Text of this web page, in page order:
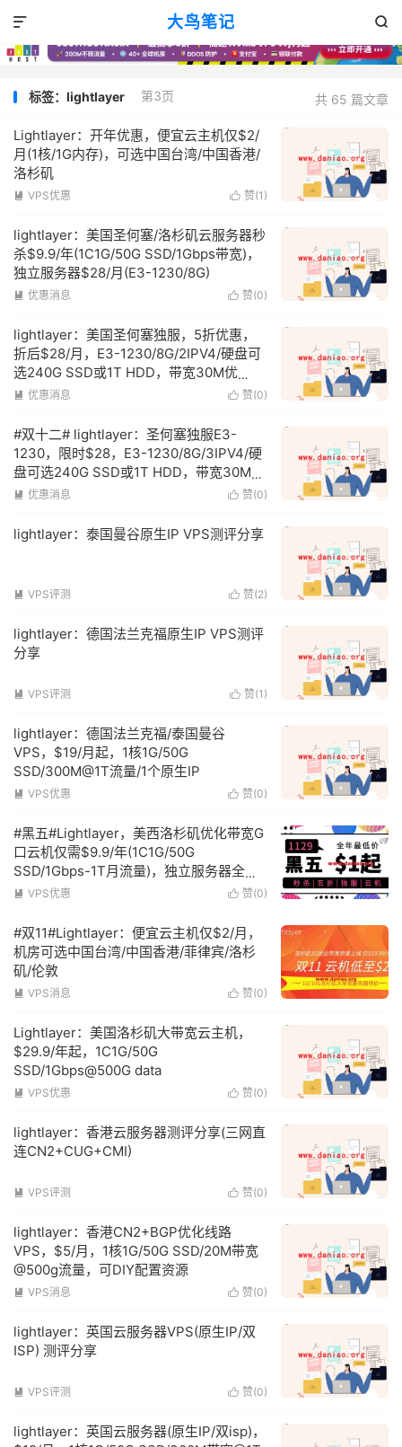
大鸟笔记 

共 65 篇文章
标签：lightlayer 第3页
Lightlayer：开年优惠，便宜云主机仅$2/
月(1核/1G内存)，可选中国台湾/中国香港/
洛杉矶
 赞(1 )
 VPS优惠
lightlayer：美国圣何塞/洛杉矶云服务器秒
杀$9.9/年(1C1G/50G SSD/1Gbps带宽)，
独立服务器$28/月(E3-1230/8G)
 赞(0)
 优惠消息
lightlayer：美国圣何塞独服，5折优惠，
折后$28/月，E3-1230/8G/2IPV4/硬盘可
选240G SSD或1T HDD，带宽30M优
化/100M直连/200M国际
 赞(0)
 优惠消息
#双十二# lightlayer：圣何塞独服E3-
1230，限时$28，E3-1230/8G/3IPV4/硬
盘可选240G SSD或1T HDD，带宽30M优
化/100M直连/200M国际
 赞(0)
 优惠消息
lightlayer：泰国曼谷原生IP VPS测评分享
 赞(2)
 VPS评测
lightlayer：德国法兰克福原生IP VPS测评
分享
 赞(1 )
 VPS评测
lightlayer：德国法兰克福/泰国曼谷
VPS，$19/月起，1核1G/50G
SSD/300M@1T流量/1个原生IP
 赞(0)
 VPS优惠
#黑五#Lightlayer，美西洛杉矶优化带宽G
口云机仅需$9.9/年(1C1G/50G
SSD/1Gbps-1T月流量)，独立服务器全场5
折
 赞(0)
 VPS优惠
#双11#Lightlayer：便宜云主机仅$2/月，
机房可选中国台湾/中国香港/菲律宾/洛杉
矶/伦敦
 赞(0)
 VPS消息
Lightlayer：美国洛杉矶大带宽云主机，
$29.9/年起，1C1G/50G
SSD/1Gbps@500G data
 赞(0)
 VPS优惠
lightlayer：香港云服务器测评分享(三网直
连CN2+CUG+CMI)
 赞(0)
 VPS评测
lightlayer：香港CN2+BGP优化线路
VPS，$5/月，1核1G/50G SSD/20M带宽
@500g流量，可DIY配置资源
 赞(0)
 VPS消息
lightlayer：英国云服务器VPS(原生IP/双
ISP) 测评分享
 赞(0)
 VPS评测
lightlayer：英国云服务器(原生IP/双isp)，